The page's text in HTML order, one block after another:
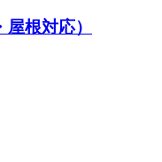
根対応）